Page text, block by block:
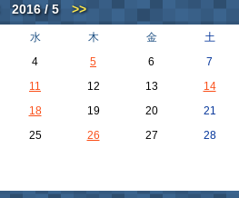
2016 / 5 >>
水 木 金 土
4 5 6 7
11 12 13 14
18 19 20 21
25 26 27 28